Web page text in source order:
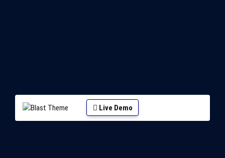
Live Demo